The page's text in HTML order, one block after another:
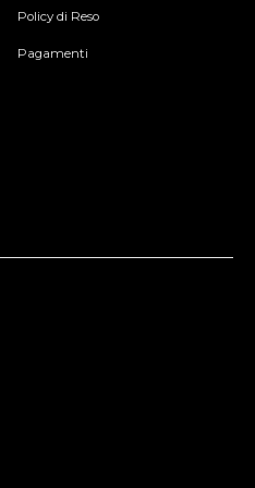
Policy di Reso
Pagamenti